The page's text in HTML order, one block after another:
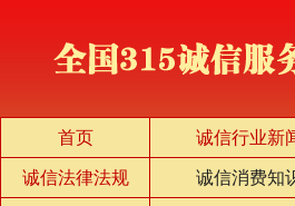
首页 诚信行业新
诚信法律法规 诚信消费知